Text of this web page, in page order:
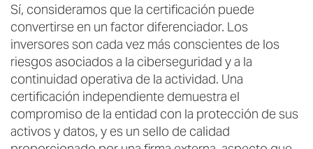
Sí, consideramos que la certificación puede
convertirse en un factor diferenciador. Los
inversores son cada vez más conscientes de los
riesgos asociados a la ciberseguridad y a la
continuidad operativa de la actividad. Una
certificación independiente demuestra el
compromiso de la entidad con la protección de sus
activos y datos, y es un sello de calidad